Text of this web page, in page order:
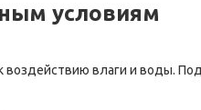
условиям
воздействию влаги и воды.